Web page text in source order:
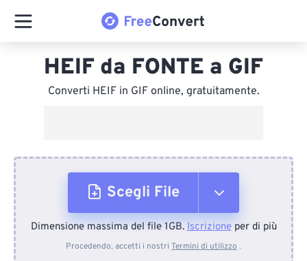
HEIF da FONTE a GIF
Converti HEIF in GIF online, gratuitamente.
Scegli File
Dal dispositivo
Dimensione massima del file 1GB.Iscrizioneper di più
Procedendo, accetti i nostri Termini di utilizzo .